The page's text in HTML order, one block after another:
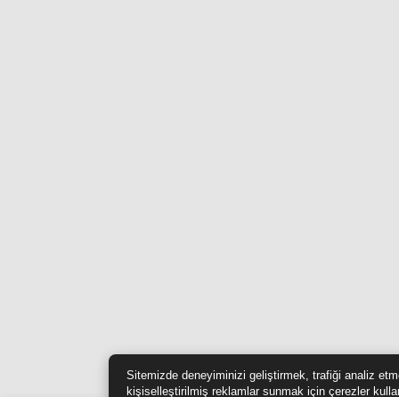
Sitemizde deneyiminizi geliştirmek, trafiği analiz
kişiselleştirilmiş reklamlar sunmak için çerezler